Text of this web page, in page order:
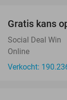
Gratis kans
Social Deal Win
Online
Verkocht: